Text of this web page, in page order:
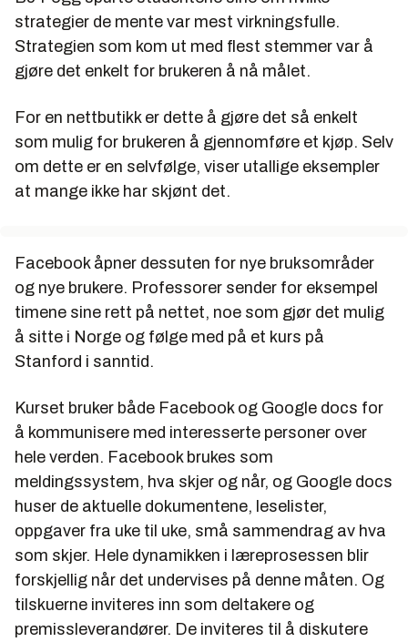
strategier de mente var mest virknings­fulle.
Strategien som kom ut med flest stemmer var å
gjøre det enkelt for brukeren å nå målet.
For en nettbutikk er dette å gjøre det så enkelt
som mulig for brukeren å gjennom­føre et kjøp. Selv
om dette er en selvfølge, viser utallige eksempler
at mange ikke har skjønt det.
Facebook åpner dessuten for nye bruksområder
og nye brukere. Professorer sender for eksempel
timene sine rett på nettet, noe som gjør det mulig
å sitte i Norge og følge med på et kurs på
Stanford i sanntid.
Kurset bruker både Facebook og Google docs for
å kommunisere med interesserte personer over
hele verden. Facebook brukes som
meldingssystem, hva skjer og når, og Google docs
huser de aktuelle dokumentene, leselister,
oppgaver fra uke til uke, små sammendrag av hva
som skjer. Hele dynamikken i læreprosessen blir
forskjellig når det undervises på denne måten. Og
tilskuerne inviteres inn som deltakere og
premissleverandører. De inviteres til å diskutere